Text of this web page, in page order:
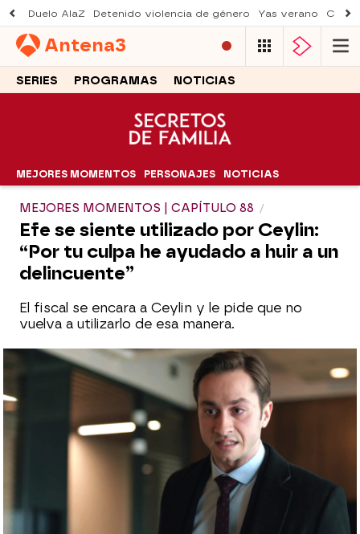
Duelo AlaZ Detenido violencia de género Yas verano
Antena3
SERIES PROGRAMAS NOTICIAS
MEJORES MOMENTOS PERSONAJES NOTICIAS
MEJORES MOMENTOS | CAPÍTULO 88
Efe se siente utilizado por Ceylin:
“Por tu culpa he ayudado a huir a un
delincuente”
El fiscal se encara a Ceylin y le pide que no
vuelva a utilizarlo de esa manera.
Çinar quiere entregarse a la policía, pero
Yekta le explica que no lo haga porque a
quien están protegiendo en realidad es